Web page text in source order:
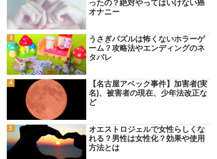
ったの？絶対やってはいけない癌
オナニー
うさぎパズルは怖くないホラーゲ
ーム？攻略法やエンディングのネ
タバレ
【名古屋アベック事件】加害者(実
名)、被害者の現在、少年法改正な
ど
オエストロジェルで女性らしくな
れる？男性は女性化？効果や使用
方法とは